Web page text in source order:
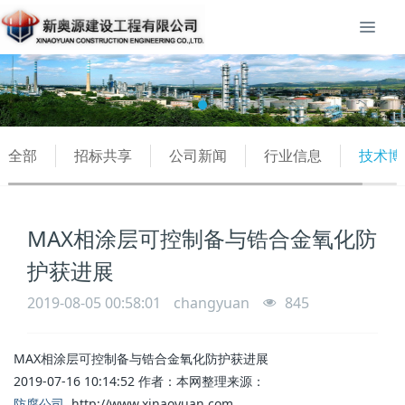
全部 招标共享 公司新闻 行业信息 技术
MAX相涂层可控制备与锆合金氧化防
护获进展
2019-08-05 00:58:01 changyuan 845
MAX相涂层可控制备与锆合金氧化防护获进展
2019-07-16 10:14:52 作者： 本网整理来源：